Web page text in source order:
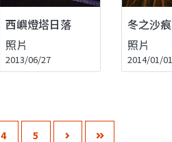
西嶼燈塔日落
照片
2013/06/27
冬之沙痕
照片
2014/01/01
4 5